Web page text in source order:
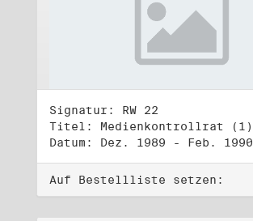
Signatur: RW 22
Titel: Medienkontrollrat (1)
Datum: Dez. 1989 - Feb. 1990
Auf Bestellliste setzen: